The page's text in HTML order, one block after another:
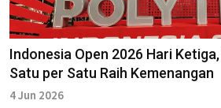
Indonesia Open 2026 Hari
Satu per Satu Raih Kemenangan
4 Jun 2026